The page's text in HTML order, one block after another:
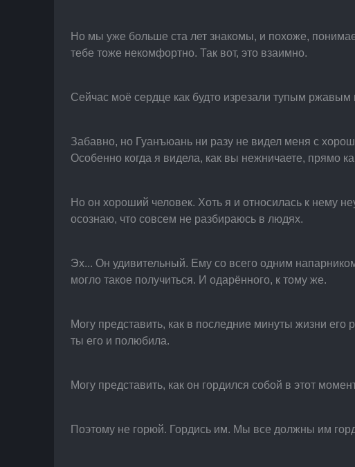
Но мы уже больше ста лет знакомы, и похоже,
тебе тоже некомфортно. Так вот, это взаимно.
Сейчас моё сердце как будто изрезали тупым
Забавно, но Гуанъюань ни разу не видел меня с
Особенно когда я видела, как вы нежничаете, прямо
Но он хороший человек. Хоть я и относилась к нему
осознаю, что совсем не разбираюсь в людях.
Эх... Он удивительный. Ему со всего одним
могло такое получиться. И одарённого, к тому же.
Могу представить, как в последние минуты жизни
ты его и полюбила.
Могу представить, как он гордился собой в этот
Поэтому не горюй. Гордись им. Мы все должны им